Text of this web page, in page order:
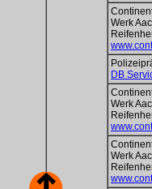
Werk
DB
Werk
Werk